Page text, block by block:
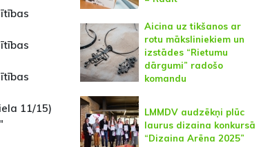
11/15)
Aicina uz tikšanos ar
rotu māksliniekiem un
izstādes “Rietumu
dārgumi” radošo
komandu
LMMDV audzēkņi plūc
laurus dizaina konkursā
“Dizaina Arēna 2025”